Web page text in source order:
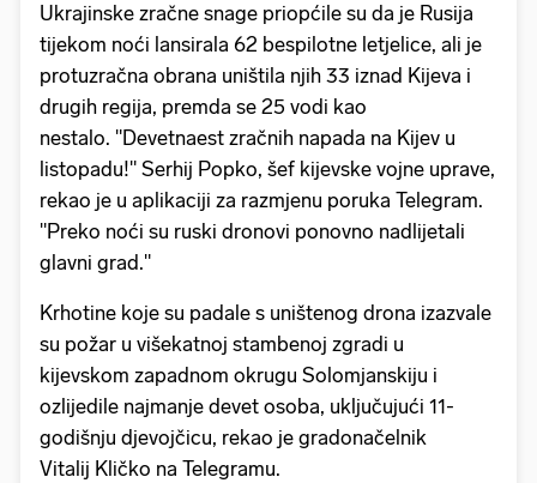
Ukrajinske zračne snage priopćile su da je Rusija
tijekom noći lansirala 62 bespilotne letjelice, ali je
protuzračna obrana uništila njih 33 iznad Kijeva i
drugih regija, premda se 25 vodi kao
nestalo. "Devetnaest zračnih napada na Kijev u
listopadu!" Serhij Popko, šef kijevske vojne uprave,
rekao je u aplikaciji za razmjenu poruka Telegram.
"Preko noći su ruski dronovi ponovno nadlijetali
glavni grad."
Krhotine koje su padale s uništenog drona izazvale
su požar u višekatnoj stambenoj zgradi u
kijevskom zapadnom okrugu Solomjanskiju i
ozlijedile najmanje devet osoba, uključujući 11-
godišnju djevojčicu, rekao je gradonačelnik
Vitalij Kličko na Telegramu.